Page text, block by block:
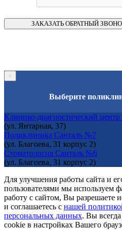
×
Выберите
Клинико-диагностический
(ул. Янтарная, 37)
Поликлиника Санталь №7
(ул. Благоева, 31 корпус 2)
Стоматология Санталь №6
(ул. Благоева, 31 корпус 2)
Для улучшения работы сайта и
пользователями мы используем
работу с сайтом, Вы разрешаете
и соглашаетесь с нашей
персональных данных. Вы
cookie в настройках Вашего